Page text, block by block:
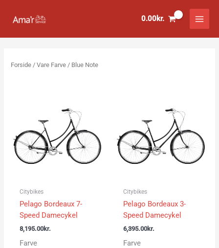
0.00kr.
Forside / Vare Farve / Blue Note
Citybikes
Pelago Bordeaux 7-
Speed Damecykel
8,195.00kr.
Farve
Citybikes
Pelago Bordeaux 3-
Speed Damecykel
6,395.00kr.
Farve